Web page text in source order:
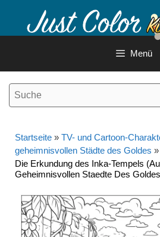
Inhalt
Menü
Startseite » TV- und Cartoon-
geheimnisvollen Städte des Goldes »
Die Erkundung des Inka-Tempels
Geheimnisvollen Staedte Des